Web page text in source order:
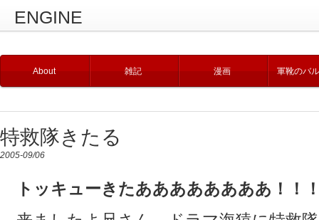
ENGINE
About 雑記 漫画 軍靴のバ
特救隊きたる
2005-09/06
トッキューきたああああああああ！！